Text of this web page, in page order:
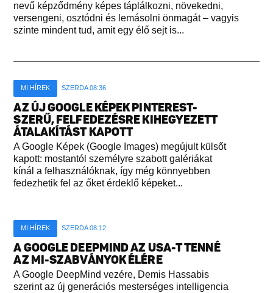
nevű képződmény képes táplálkozni, növekedni,
versengeni, osztódni és lemásolni önmagát – vagyis
szinte mindent tud, amit egy élő sejt is...
MI HÍREK SZERDA 08:36
AZ ÚJ GOOGLE KÉPEK PINTEREST-
SZERŰ, FELFEDEZÉSRE KIHEGYEZETT
ÁTALAKÍTÁST KAPOTT
A Google Képek (Google Images) megújult külsőt
kapott: mostantól személyre szabott galériákat
kínál a felhasználóknak, így még könnyebben
fedezhetik fel az őket érdeklő képeket...
MI HÍREK SZERDA 08:12
A GOOGLE DEEPMIND AZ USA-T TENNÉ
AZ MI-SZABVÁNYOK ÉLÉRE
A Google DeepMind vezére, Demis Hassabis
szerint az új generációs mesterséges intelligencia